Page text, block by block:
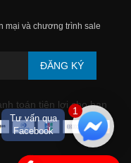
1
Tư vấn qua
Facebook
mại và chương trình sale
ĐĂNG KÝ
toán tiện lợi cho bạn